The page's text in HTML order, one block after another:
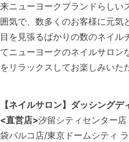
来ニューヨークブランドらしい
囲気で、数多くのお客様に元気
目を見張るばかりの数のネイル
てニューヨークのネイルサロン
をリラックスしてお楽しみい
【ネイルサロン】ダッシングデ
<直営店>汐留シティセンター
袋パルコ店/東京ドームシティ